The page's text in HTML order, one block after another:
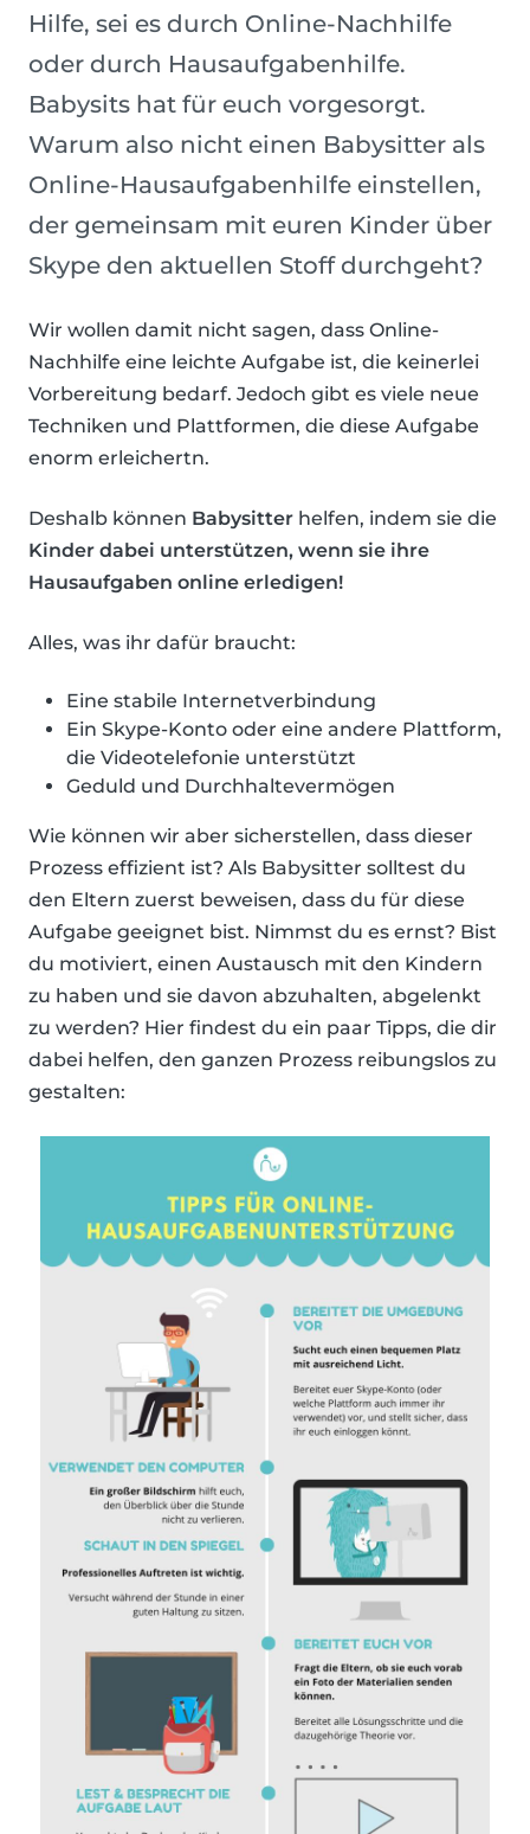
Hilfe, sei es durch Online-Nachhilfe
oder durch Hausaufgabenhilfe.
Babysits hat für euch vorgesorgt.
Warum also nicht einen Babysitter als
Online-Hausaufgabenhilfe einstellen,
der gemeinsam mit euren Kinder über
Skype den aktuellen Stoff durchgeht?
Wir wollen damit nicht sagen, dass Online-
Nachhilfe eine leichte Aufgabe ist, die keinerlei
Vorbereitung bedarf. Jedoch gibt es viele neue
Techniken und Plattformen, die diese Aufgabe
enorm erleichertn.
Deshalb können Babysitter helfen, indem sie die
Kinder dabei unterstützen, wenn sie ihre
Hausaufgaben online erledigen!
Alles, was ihr dafür braucht:
Eine stabile Internetverbindung
Ein Skype-Konto oder eine andere Plattform,
die Videotelefonie unterstützt
Geduld und Durchhaltevermögen
Wie können wir aber sicherstellen, dass dieser
Prozess effizient ist? Als Babysitter solltest du
den Eltern zuerst beweisen, dass du für diese
Aufgabe geeignet bist. Nimmst du es ernst? Bist
du motiviert, einen Austausch mit den Kindern
zu haben und sie davon abzuhalten, abgelenkt
zu werden? Hier findest du ein paar Tipps, die dir
dabei helfen, den ganzen Prozess reibungslos zu
gestalten: